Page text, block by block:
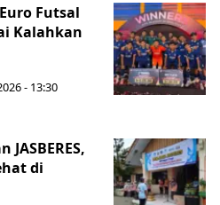
Futsal
Kalahkan
- 13:30
di